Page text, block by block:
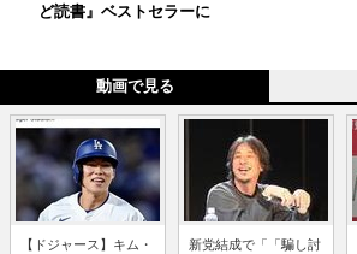
ど読書』ベストセラーに
動画で見る
【ドジャース】キム・
新党結成で「「騙し討